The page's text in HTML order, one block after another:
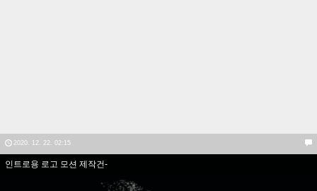
2020. 12. 22. 02:15
인트로용 로고 모션 제작건-